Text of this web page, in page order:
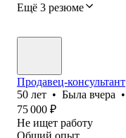
Ещё 3 резюме
Продавец-консультант
50 лет • Была вчера •
75 000 ₽
Не ищет работу
Общий опыт